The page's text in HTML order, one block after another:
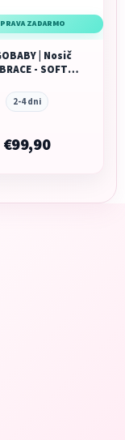
ZADARMO
| Nosič
- SOFT
2-4 dni
€99,90